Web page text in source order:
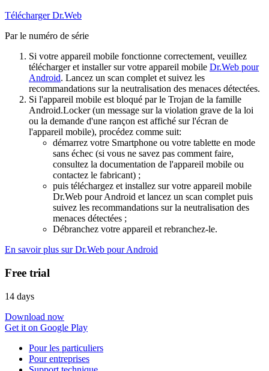
Télécharger Dr.Web
Par le numéro de série
Si votre appareil mobile fonctionne correctement, veuillez
télécharger et installer sur votre appareil mobile Dr.Web pour
Android. Lancez un scan complet et suivez les
recommandations sur la neutralisation des menaces détectées.
Si l'appareil mobile est bloqué par le Trojan de la famille
Android.Locker (un message sur la violation grave de la loi
ou la demande d'une rançon est affiché sur l'écran de
l'appareil mobile), procédez comme suit:
démarrez votre Smartphone ou votre tablette en mode
sans échec (si vous ne savez pas comment faire,
consultez la documentation de l'appareil mobile ou
contactez le fabricant) ;
puis téléchargez et installez sur votre appareil mobile
Dr.Web pour Android et lancez un scan complet puis
suivez les recommandations sur la neutralisation des
menaces détectées ;
Débranchez votre appareil et rebranchez-le.
En savoir plus sur Dr.Web pour Android
Free trial
14 days
Download now
Get it on Google Play
Pour les particuliers
Pour entreprises